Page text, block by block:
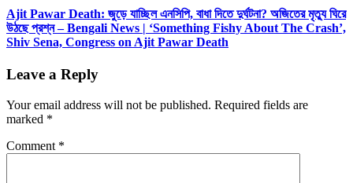
Ajit Pawar Death: জুড়ে যাচ্ছিল এনসিপি, বাধা দিতে দুর্ঘটনা? অজিতের মৃত্যু ঘিরে
উঠছে প্রশ্ন – Bengali News | ‘Something Fishy About The Crash’,
Shiv Sena, Congress on Ajit Pawar Death
Leave a Reply
Your email address will not be published. Required fields are
marked *
Comment *